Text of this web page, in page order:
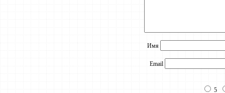
Имя
Email
5